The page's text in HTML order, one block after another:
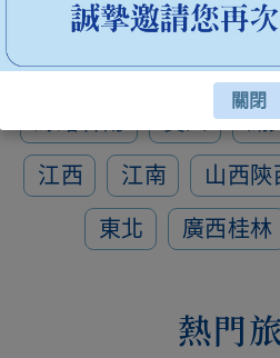
關閉
秋冬季節限定 2027
西藏
新疆 四川
湖
江西
江南 山西陝
東北
廣西桂林
熱門